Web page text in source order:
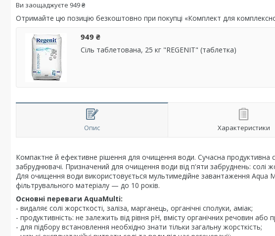
Ви заощаджуєте 949 ₴
Отримайте цю позицію безкоштовно при покупці «Комплект для
949 ₴
Сіль таблетована, 25 кг "REGENIT" (таблетка)
Опис Характеристики
Компактне й ефективне рішення для очищення води. Сучасна продуктивна
забруднювачі. Призначений для очищення води від п'яти забруднень: солі
Для очищення води використовується мультимедійне завантаження Aqua
фільтрувального матеріалу — до 10 років.
Основні переваги AquaMulti:
- видаляє солі жорсткості, заліза, марганець, органічні сполуки, аміак;
- продуктивність: не залежить від рівня pH, вмісту органічних речовин або
- для підбору встановлення необхідно знати тільки загальну жорсткість;